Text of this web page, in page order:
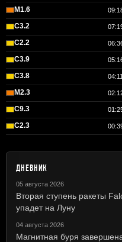
M1.6
C3.2
C2.2
C3.9
C3.8 04:11
M2.3
C9.3
C2.3
ДНЕВНИК
05 августа 2026
Вторая ступень ракеты
упадет на Луну
04 августа 2026
Магнитная буря